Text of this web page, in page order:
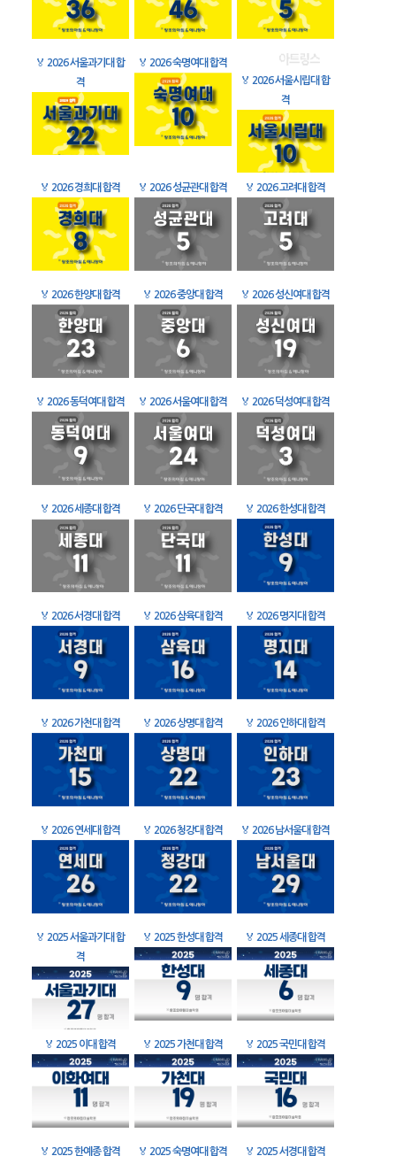
🏅 2026 서울과기대 합
격
🏅 2026 숙명여대 합격
🏅 2026 서울시립대 합
격
🏅 2026 경희대 합격 🏅 2026 성균관대 합격 🏅 2026 고려대 합격
🏅 2026 한양대 합격 🏅 2026 중앙대 합격 🏅 2026 성신여대 합격
🏅 2026 동덕여대 합격 🏅 2026 서울여대 합격 🏅 2026 덕성여대 합격
🏅 2026 세종대 합격 🏅 2026 단국대 합격 🏅 2026 한성대 합격
🏅 2026 서경대 합격 🏅 2026 삼육대 합격 🏅 2026 명지대 합격
🏅 2026 가천대 합격 🏅 2026 상명대 합격 🏅 2026 인하대 합격
🏅 2026 연세대 합격 🏅 2026 청강대 합격 🏅 2026 남서울대 합격
🏅 2025 서울과기대 합
격
🏅 2025 한성대 합격 🏅 2025 세종대 합격
🏅 2025 이대 합격 🏅 2025 가천대 합격 🏅 2025 국민대 합격
🏅 2025 한예종 합격 🏅 2025 숙명여대 합격 🏅 2025 서경대 합격